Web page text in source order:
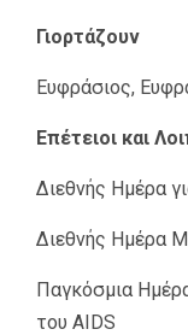
Γιορτάζουν
Ευφράσιος,
Επέτειοι και
Διεθνής Ημέρα
Διεθνής Ημέρα
Παγκόσμια
του AIDS